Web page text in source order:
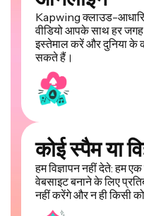
Kapwing क्लाउड-
वीडियो आपके साथ हर
इस्तेमाल करें और दुनिया के
सकते हैं।
कोई स्पैम या
हम विज्ञापन नहीं देते: हम
वेबसाइट बनाने के लिए
नहीं करेंगे और न ही किसी